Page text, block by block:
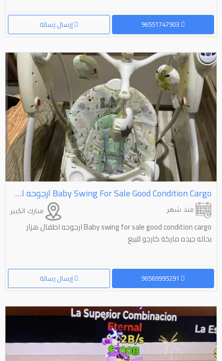
إرسال رسالة
Baby Swing For Sale Good Condition Cargo ارجوحه اطفال هزار بحاله جيده ماركة كارجو للبيع
مبارك الكبير منذ شهر
Baby swing for sale good condition cargo ارجوحه اطفال هزار
بحاله جيده ماركة كارجو للبيع
إرسال رسالة